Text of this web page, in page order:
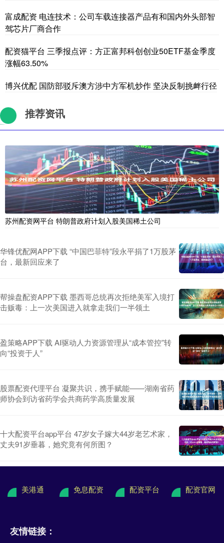
富成配资 电连技术：公司车载连接器产品有和国内外头部智
驾芯片厂商合作
配资猫平台 三季报点评：方正富邦科创创业50ETF基金季度
涨幅63.50%
博兴优配 国防部驳斥澳方涉中方军机炒作 坚决反制挑衅行径
推荐资讯
苏州配资网平台 特朗普政府计划入股美国稀土公司
华锋优配网APP下载 “中国巴菲特”段永平捐了1万股茅
台，最新回应来了
帮操盘配资APP下载 墨西哥总统再次拒绝美军入境打
击贩毒：上一次美国进入就拿走我们一半领土
盈策略APP下载 AI驱动人力资源管理从“成本管控”转
向“投资于人”
股票配资代理平台 凝聚共识，携手赋能——湖南省药
师协会到访省药学会共商药学高质量发展
十大配资平台app平台 47岁女子嫁大44岁老艺术家，
丈夫91岁垂暮，她究竟有何所图？
美港通 免息配资 配资平台 配资官网
友情链接：